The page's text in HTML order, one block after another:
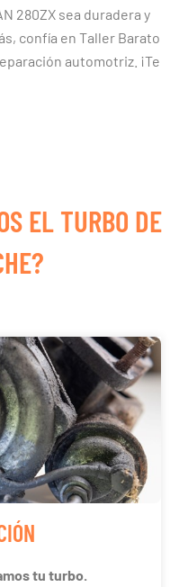
280ZX sea duradera y
confía en Taller Barato
automotriz. ¡Te
EL TURBO DE
tu turbo.